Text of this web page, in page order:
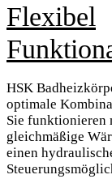
HSK
optimale
Sie funktionieren
gleichmäßige
einen
Flexibel